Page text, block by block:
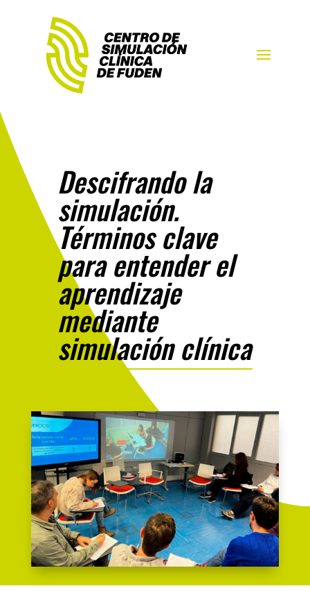
Descifrando la
simulación.
Términos clave
para entender el
aprendizaje
mediante
simulación clínica